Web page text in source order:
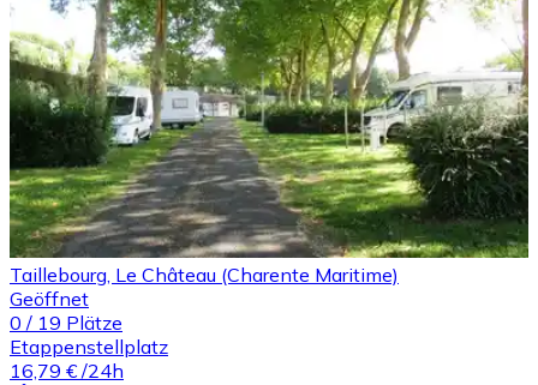
Taillebourg, Le Château (Charente Maritime)
Geöffnet
0 / 19 Plätze
Etappenstellplatz
16,79 € /24h